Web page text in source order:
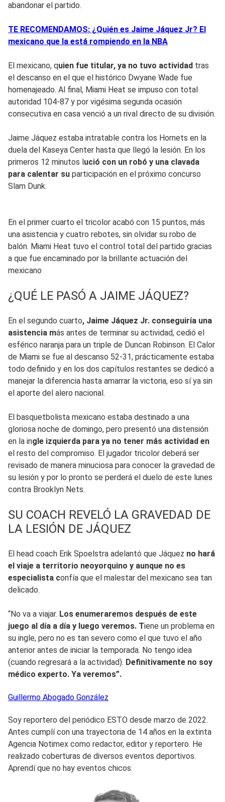
abandonar el partido.
TE RECOMENDAMOS: ¿Quién es Jaime Jáquez Jr? El
mexicano que la está rompiendo en la NBA
El mexicano, quien fue titular, ya no tuvo actividad tras
el descanso en el que el histórico Dwyane Wade fue
homenajeado. Al final, Miami Heat se impuso con total
autoridad 104-87 y por vigésima segunda ocasión
consecutiva en casa venció a un rival directo de su división.
Jaime Jáquez estaba intratable contra los Hornets en la
duela del Kaseya Center hasta que llegó la lesión. En los
primeros 12 minutos lució con un robó y una clavada
para calentar su participación en el próximo concurso
Slam Dunk.
En el primer cuarto el tricolor acabó con 15 puntos, más
una asistencia y cuatro rebotes, sin olvidar su robo de
balón. Miami Heat tuvo el control total del partido gracias
a que fue encaminado por la brillante actuación del
mexicano
¿QUÉ LE PASÓ A JAIME JÁQUEZ?
En el segundo cuarto, Jaime Jáquez Jr. conseguiría una
asistencia más antes de terminar su actividad, cedió el
esférico naranja para un triple de Duncan Robinson. El Calor
de Miami se fue al descanso 52-31, prácticamente estaba
todo definido y en los dos capítulos restantes se dedicó a
manejar la diferencia hasta amarrar la victoria, eso sí ya sin
el aporte del alero nacional.
El basquetbolista mexicano estaba destinado a una
gloriosa noche de domingo, pero presentó una distensión
en la ingle izquierda para ya no tener más actividad en
el resto del compromiso. El jugador tricolor deberá ser
revisado de manera minuciosa para conocer la gravedad de
su lesión y por lo pronto se perderá el duelo de este lunes
contra Brooklyn Nets.
SU COACH REVELÓ LA GRAVEDAD DE
LA LESIÓN DE JÁQUEZ
El head coach Erik Spoelstra adelantó que Jáquez no hará
el viaje a territorio neoyorquino y aunque no es
especialista confía que el malestar del mexicano sea tan
delicado.
“No va a viajar. Los enumeraremos después de este
juego al día a día y luego veremos. Tiene un problema en
su ingle, pero no es tan severo como el que tuvo el año
anterior antes de iniciar la temporada. No tengo idea
(cuando regresará a la actividad). Definitivamente no soy
médico experto. Ya veremos”.
Guillermo Abogado González
Soy reportero del periódico ESTO desde marzo de 2022.
Antes cumplí con una trayectoria de 14 años en la extinta
Agencia Notimex como redactor, editor y reportero. He
realizado coberturas de diversos eventos deportivos.
Aprendí que no hay eventos chicos.